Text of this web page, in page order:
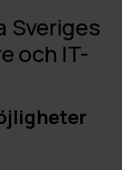
Sveriges
och IT-